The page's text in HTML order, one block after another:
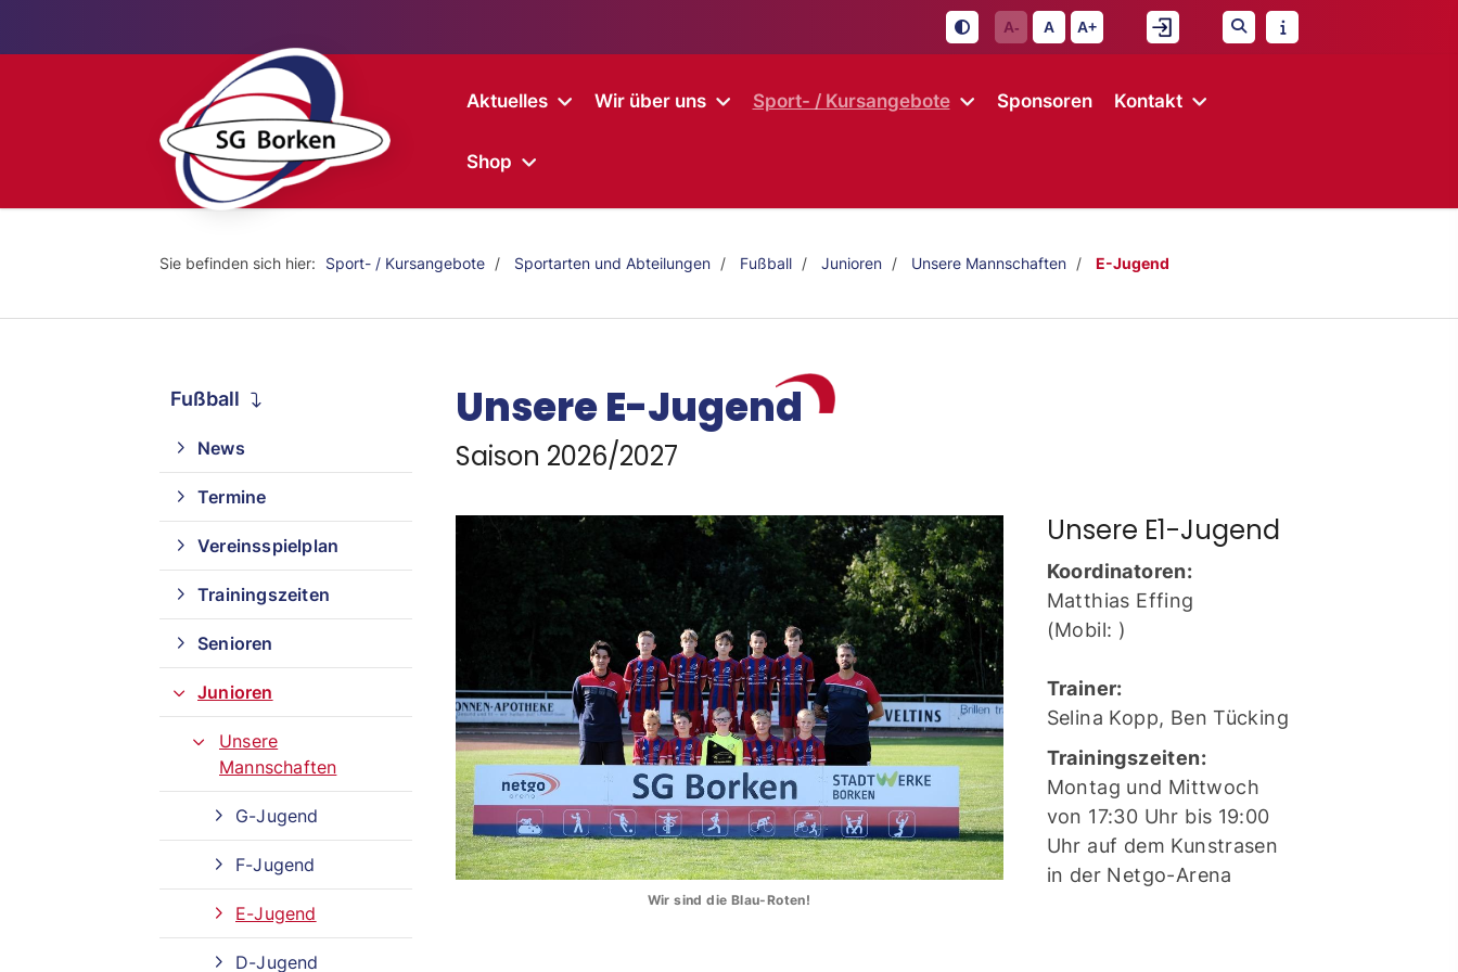
A- A A+
Aktuelles Wir über uns Sport- / Kursangebote Sponsoren Kontakt
Shop
Sie befinden sich hier: Sport- / Kursangebote Sportarten und Abteilungen Fußball Junioren Unsere Mannschaften E-Jugend
Unsere E-Jugend
Saison 2026/2027
Wir sind die Blau-Roten!
Unsere E1-Jugend
Koordinatoren:
Matthias Effing
(Mobil: )
Trainer:
Selina Kopp, Ben Tücking
Trainingszeiten:
Montag und Mittwoch
von 17:30 Uhr bis 19:00
Uhr auf dem Kunstrasen
in der Netgo-Arena
Fußball
News
Termine
Vereinsspielplan
Trainingszeiten
Senioren
Junioren
Unsere
Mannschaften
G-Jugend
F-Jugend
E-Jugend
D-Jugend
Quicklinks